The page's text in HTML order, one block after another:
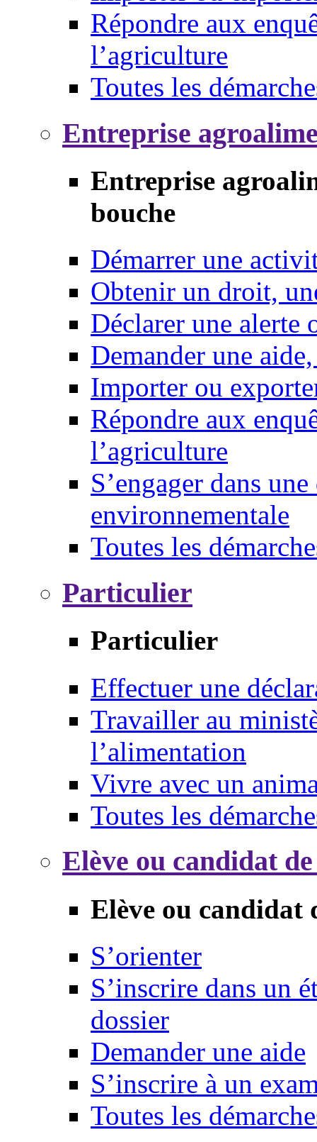
Répondre aux
l’agriculture
Toutes les
Entreprise
Entreprise
bouche
Démarrer une
Obtenir un droit,
Déclarer une alerte
Demander une
Importer ou
Répondre aux
l’agriculture
S’engager dans
environnementale
Toutes les
Particulier
Particulier
Effectuer une
Travailler au
l’alimentation
Vivre avec un
Toutes les
Elève ou candidat
Elève ou candidat
S’orienter
S’inscrire dans un
dossier
Demander une aide
S’inscrire à un
Toutes les